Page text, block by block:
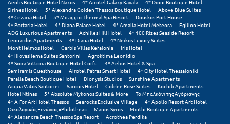
Aeolis Boutique Hotel Naxos
4* Airotel Galaxy Kavala
4* Dioni Boutique Hotel
Sirines Hotel
5* Alexandra Golden Thassos Boutique Hotel
Above Blue Suites
4* Cezaria Hotel
5* Miraggio Thermal Spa Resort
Douskos Port House
4* Portaria Hotel
4* Diana Palace Hotel 4* Amalia Hotel Meteora
Egilion Hotel
ADG Luxurious Apartments
Achilles Hill Hotel
4* 100 Rizes Seaside Resort
Leonardos Apartments
4* Diana Hotel
4* Neikos Luxury Suites
Mont Helmos Hotel
Garbis Villas Kefalonia
Iris Hotel
4* Iliovasilema Suites Santorini
Agroktima Leonidio
4* Siora Vittoria Boutique Hotel Corfu
4* Aelius Hotel & Spa
Semiramis Guesthouse
Airotel Patras Smart Hotel
4* City Hotel Thessaloniki
Paralia Beach Boutique Hotel
Dionysis Studios
Sunshine Apartments
Acqua Vatos Santorini
Saronis Hotel Golden Rose Suites
Kochili Apartments
Hotel Ntinas
5* Absolute Mykonos Suites & More
Το Μπαλκόνι της Αγόριανης
4* A For Art Hotel Thassos
Searocks Exclusive Village
4* Apollo Resort Art Hotel
Οικολογικός Ξενώνας «Philothea»
Manos Syros
Minthi Boutique Apartments
4* Alexandra Beach Thassos Spa Resort
Acrothea Perdika